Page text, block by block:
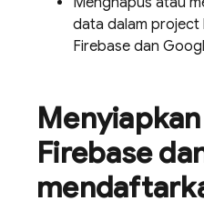
data dalam project
Firebase dan
Firebase